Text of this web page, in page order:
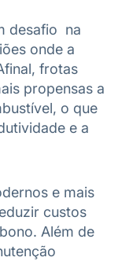
desafio na
onde a
frotas
propensas a
o que
e a
e mais
custos
Além de